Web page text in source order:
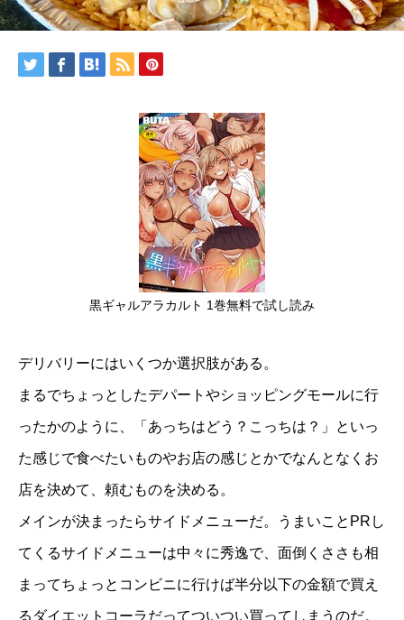
黒ギャルアラカルト 1巻無料で試し読み
デリバリーにはいくつか選択肢がある。
まるでちょっとしたデパートやショッピングモールに行
ったかのように、「あっちはどう？こっちは？」といっ
た感じで食べたいものやお店の感じとかでなんとなくお
店を決めて、頼むものを決める。
メインが決まったらサイドメニューだ。うまいことPRし
てくるサイドメニューは中々に秀逸で、面倒くささも相
まってちょっとコンビニに行けば半分以下の金額で買え
るダイエットコーラだってついつい買ってしまうのだ。